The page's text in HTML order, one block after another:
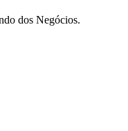
dos Negócios.